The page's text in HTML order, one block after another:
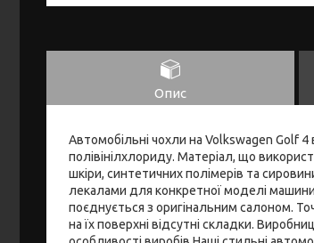
Опис
Автомобільні чохли на Volkswagen Golf 4
полівінілхлориду. Матеріал, що
шкіри, синтетичних полімерів та
лекалами для конкретної моделі
поєднується з оригінальним салоном.
на їх поверхні відсутні складки.